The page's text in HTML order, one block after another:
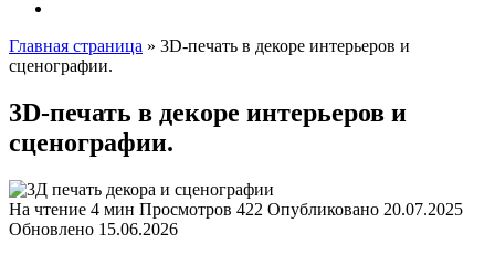
Главная страница » 3D-печать в декоре интерьеров и
сценографии.
3D-печать в декоре интерьеров и
сценографии.
На чтение 4 мин Просмотров 422 Опубликовано 20.07.2025
Обновлено 15.06.2026